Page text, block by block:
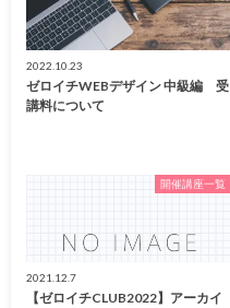
2022.10.23
ゼロイチWEBデザイン 中級編 受
講料について
開催講座一覧
2021.12.7
【ゼロイチCLUB2022】アーカイ